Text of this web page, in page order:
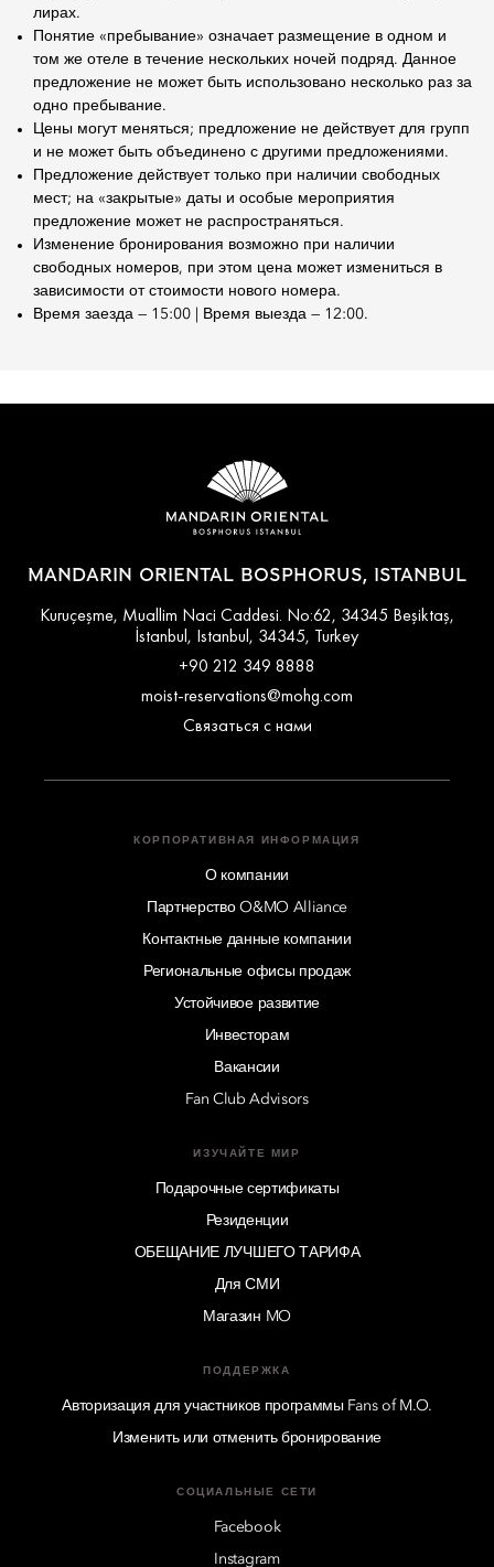
лирах.
Понятие «пребывание» означает размещение в одном и
том же отеле в течение нескольких ночей подряд. Данное
предложение не может быть использовано несколько раз за
одно пребывание.
Цены могут меняться; предложение не действует для групп
и не может быть объединено с другими предложениями.
Предложение действует только при наличии свободных
мест; на «закрытые» даты и особые мероприятия
предложение может не распространяться.
Изменение бронирования возможно при наличии
свободных номеров, при этом цена может измениться в
зависимости от стоимости нового номера.
Время заезда — 15:00 | Время выезда — 12:00.
MANDARIN ORIENTAL BOSPHORUS, ISTANBUL
Kuruçeşme, Muallim Naci Caddesi. No:62, 34345 Beşiktaş,
İstanbul, Istanbul, 34345, Turkey
+90 212 349 8888
moist-reservations@mohg.com
Связаться с нами
КОРПОРАТИВНАЯ ИНФОРМАЦИЯ
О компании
Партнерство O&MO Alliance
Контактные данные компании
Региональные офисы продаж
Устойчивое развитие
Инвесторам
Вакансии
Fan Club Advisors
ИЗУЧАЙТЕ МИР
Подарочные сертификаты
Резиденции
ОБЕЩАНИЕ ЛУЧШЕГО ТАРИФА
Для СМИ
Магазин MO
ПОДДЕРЖКА
Авторизация для участников программы Fans of M.O.
Изменить или отменить бронирование
СОЦИАЛЬНЫЕ СЕТИ
Facebook
Instagram